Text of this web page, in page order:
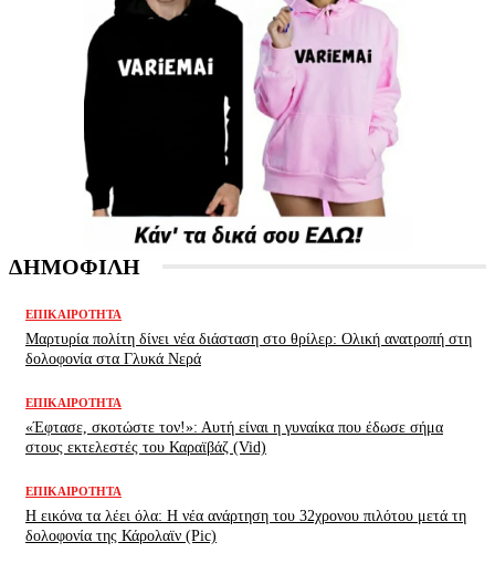
ΔΗΜΟΦΙΛΗ
ΕΠΙΚΑΙΡΌΤΗΤΑ
Μαρτυρία πολίτη δίνει νέα διάσταση στο θρίλερ: Ολική ανατροπή στη
δολοφονία στα Γλυκά Νερά
ΕΠΙΚΑΙΡΌΤΗΤΑ
«Έφτασε, σκοτώστε τον!»: Αυτή είναι η γυναίκα που έδωσε σήμα
στους εκτελεστές του Καραϊβάζ (Vid)
ΕΠΙΚΑΙΡΌΤΗΤΑ
H εικόνα τα λέει όλα: H νέα ανάρτηση του 32χρονου πιλότου μετά τη
δολοφονία της Κάρολαϊν (Pic)